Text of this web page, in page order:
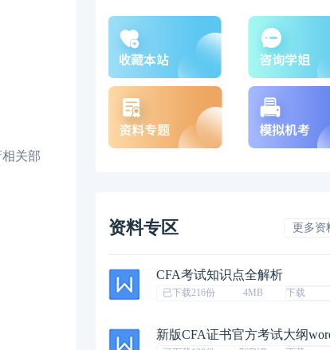
关部
资料专区 更多资
CFA考试知识点全解析
已下载216份 4MB 下载
新版CFA证书官方考试大纲